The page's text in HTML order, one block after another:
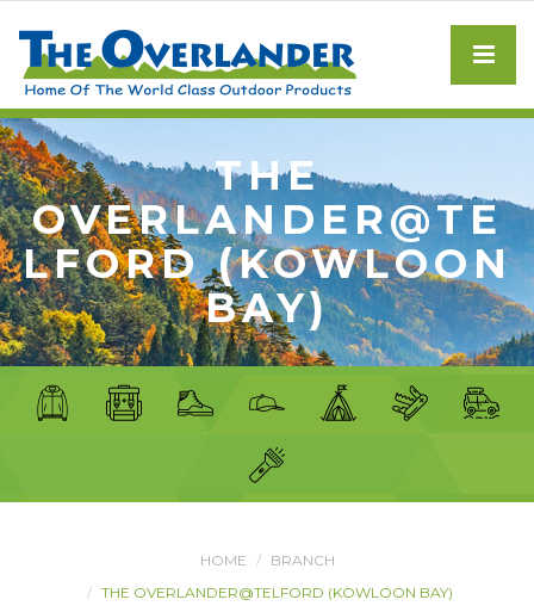
THE
OVERLANDER@TE
LFORD (KOWLOON
BAY)
HOME
BRANCH
THE OVERLANDER@TELFORD (KOWLOON BAY)